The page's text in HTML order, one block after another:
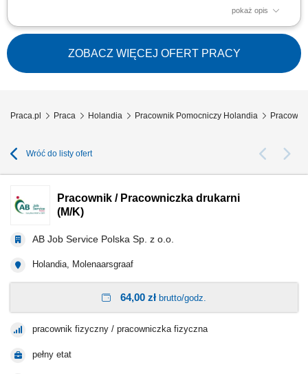
pokaż opis
Opis stanowiska Pakowanie gotowych produktów spożywczych zgodnie z
wymaganiami jakościowymi. Przygotowywanie zamówień do transportu i
dystrybucji. Sprawdzanie poprawności produktów oraz ich jakości.
Obsługa prostych procesów produkcyjnych na linii. Utrzymywanie
porządku w miejscu pracy....
ZOBACZ WIĘCEJ OFERT PRACY
Praca.pl Praca Holandia Pracownik Pomocniczy Holandia
Wróć do listy ofert
Pracownik / Pracowniczka drukarni
(M/K)
AB Job Service Polska Sp. z o.o.
Holandia, Molenaarsgraaf
64,00 zł brutto/godz.
pracownik fizyczny / pracowniczka fizyczna
pełny etat